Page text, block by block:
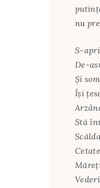
nu
S-
De-
Și
Își
Stă